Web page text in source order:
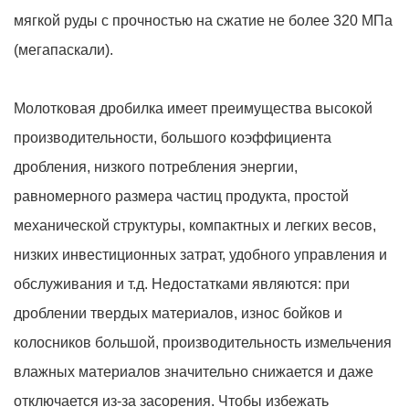
мягкой руды с прочностью на сжатие не более 320 МПа
(мегапаскали).
Молотковая дробилка имеет преимущества высокой
производительности, большого коэффициента
дробления, низкого потребления энергии,
равномерного размера частиц продукта, простой
механической структуры, компактных и легких весов,
низких инвестиционных затрат, удобного управления и
обслуживания и т.д. Недостатками являются: при
дроблении твердых материалов, износ бойков и
колосников большой, производительность измельчения
влажных материалов значительно снижается и даже
отключается из-за засорения. Чтобы избежать